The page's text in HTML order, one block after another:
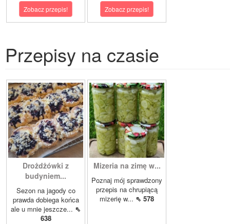
Zobacz przepis! Zobacz przepis!
Przepisy na czasie
Drożdżówki z
budyniem...
Sezon na jagody co
prawda dobiega końca
ale u mnie jeszcze... ⇖
638
Mizeria na zimę w...
Poznaj mój sprawdzony
przepis na chrupiącą
mizerię w... ⇖ 578